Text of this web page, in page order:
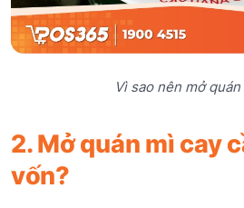
Vì sao nên mở
2. Mở quán mì cay
vốn?